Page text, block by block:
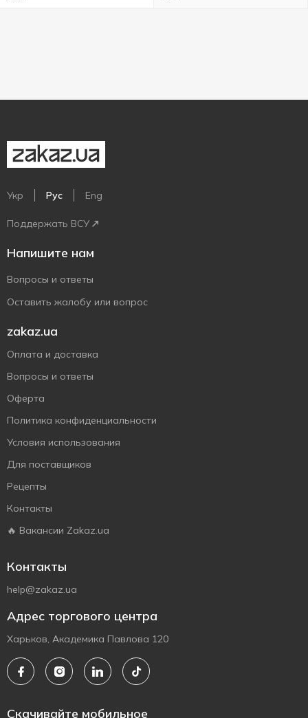
Укр Рус Eng
Поддержать ВСУ
Напишите нам
Вопросы и ответы
Оставить жалобу или вопрос
zakaz.ua
Оплата и доставка
Вопросы и ответы
Оферта
Политика конфиденциальности
Условия использования
Для поставщиков
Рецепты
Контакты
🔥 Вакансии Zakaz.ua
Контакты
help@zakaz.ua
Адрес торгового центра
Харьков, Академика Павлова 120
Скачивайте мобильное